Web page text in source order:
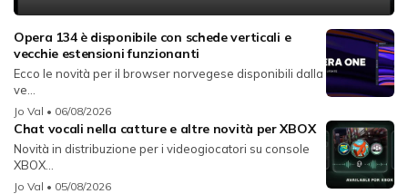
Opera 134 è disponibile con schede verticali e
vecchie estensioni funzionanti
Ecco le novità per il browser norvegese disponibili dalla
ve...
Jo Val • 06/08/2026
Chat vocali nella catture e altre novità per XBOX
Novità in distribuzione per i videogiocatori su console
XBOX...
Jo Val • 05/08/2026